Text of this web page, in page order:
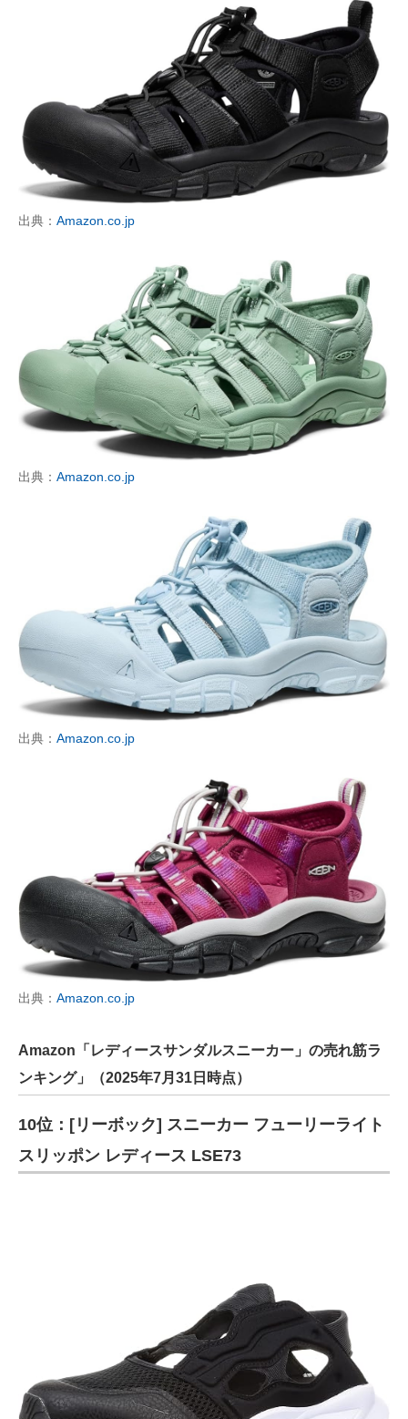
出典： Amazon.co.jp
出典： Amazon.co.jp
出典： Amazon.co.jp
出典： Amazon.co.jp
Amazon「レディースサンダルスニーカー」の売れ筋ラ
ンキング」（2025年7月31日時点）
10位：[リーボック] スニーカー フューリーライト
スリッポン レディース LSE73